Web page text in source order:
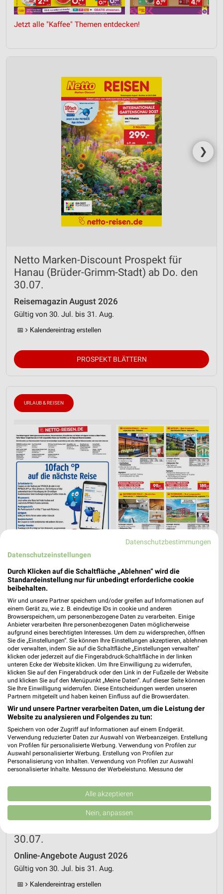
Jetzt alle "Kaffee" Themen entdecken!
❯
Netto Marken-Discount Prospekt für
Hanau (Brüder-Grimm-Stadt) ab Do. den
30.07.
Reisemagazin August 2026
Gültig von 30. Jul. bis 31. Aug.
📅 Kalendereintrag erstellen
PROSPEKT BLÄTTERN
URLAUB & REISEN
Jetzt alle "Urlaub & Reisen" Themen entdecken!
❯
Netto Marken-Discount Prospekt für
30.07.
Online-Angebote August 2026
Gültig von 30. Jul. bis 31. Aug.
📅 Kalendereintrag erstellen
Datenschutzbestimmungen
Datenschutzeinstellungen
Durch Klicken auf die Schaltfläche „Ablehnen“ wird die
Standardeinstellung nur für unbedingt erforderliche cookie
beibehalten.
Wir und unsere Partner speichern und/oder greifen auf Informationen auf
einem Gerät zu, wie z. B. eindeutige IDs in cookie und anderen
Browserspeichern, um personenbezogene Daten zu verarbeiten. Einige
Anbieter verarbeiten Ihre personenbezogenen Daten möglicherweise
aufgrund eines berechtigten Interesses. Um dem zu widersprechen, öffnen
Sie die „Einstellungen“. Sie können Ihre Einstellungen akzeptieren, ablehnen
oder verwalten, indem Sie auf die Schaltfläche „Einstellungen verwalten“
klicken oder jederzeit auf die Fingerabdruck-Schaltfläche in der linken
unteren Ecke der Website klicken. Um Ihre Einwilligung zu widerrufen,
klicken Sie auf den Fingerabdruck oder den Link in der Fußzeile der Website
und klicken Sie auf den Menüpunkt „Meine Daten“. Auf dieser Seite können
Sie Ihre Einwilligung widerrufen. Diese Entscheidungen werden unseren
Partnern mitgeteilt und haben keinen Einfluss auf die Browserdaten.
Wir und unsere Partner verarbeiten Daten, um die Leistung der
Website zu analysieren und Folgendes zu tun:
Speichern von oder Zugriff auf Informationen auf einem Endgerät.
Verwendung reduzierter Daten zur Auswahl von Werbeanzeigen. Erstellung
von Profilen für personalisierte Werbung. Verwendung von Profilen zur
Auswahl personalisierter Werbung. Erstellung von Profilen zur
Personalisierung von Inhalten. Verwendung von Profilen zur Auswahl
personalisierter Inhalte. Messung der Werbeleistung. Messung der
Kombinationen von Daten aus verschiedenen Quellen. Entwicklung und
Verbesserung der Angebote. Verwendung reduzierter Daten zur Auswahl
von Inhalten.
Daten können außerhalb der Europäischen Union weitergegeben und in die
USA gesendet werden.
Website/App.
Wir nutzen Ihre Daten für folgende Zwecke:
IAB-Verarbeitungszwecke:
Speichern von oder Zugriff auf Informationen
Alle akzeptieren
Nein, anpassen